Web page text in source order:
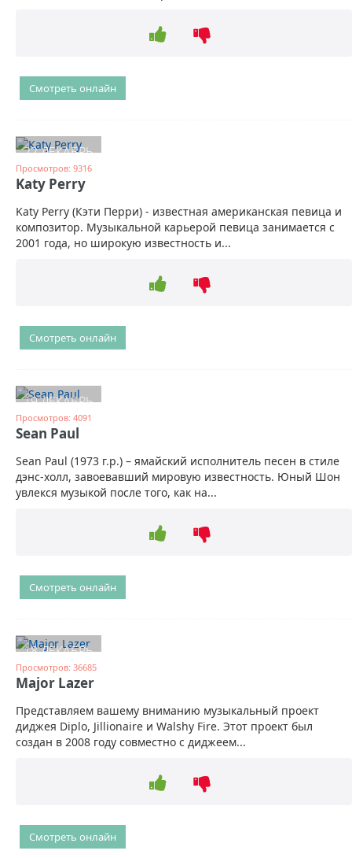
Смотреть онлайн
22 ДЕКАБРЬ
Просмотров: 9316
Katy Perry
Katy Perry (Кэти Перри) - известная американская певица и
композитор. Музыкальной карьерой певица занимается с
2001 года, но широкую известность и...
Смотреть онлайн
19 ДЕКАБРЬ
Просмотров: 4091
Sean Paul
Sean Paul (1973 г.р.) – ямайский исполнитель песен в стиле
дэнс-холл, завоевавший мировую известность. Юный Шон
увлекся музыкой после того, как на...
Смотреть онлайн
18 ДЕКАБРЬ
Просмотров: 36685
Major Lazer
Представляем вашему вниманию музыкальный проект
диджея Diplo, Jillionaire и Walshy Fire. Этот проект был
создан в 2008 году совместно с диджеем...
Смотреть онлайн